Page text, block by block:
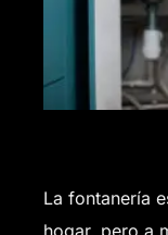
La fontanería
hogar, pero a